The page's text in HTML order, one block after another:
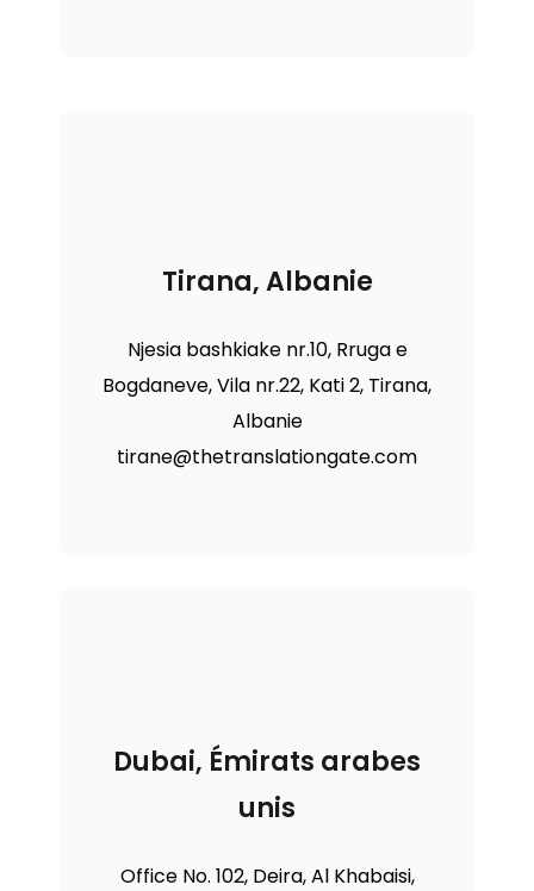
Tirana, Albanie
Njesia bashkiake nr.10, Rruga e
Bogdaneve, Vila nr.22, Kati 2, Tirana,
Albanie
tirane@thetranslationgate.com
Dubai, Émirats arabes
unis
Office No. 102, Deira, Al Khabaisi,